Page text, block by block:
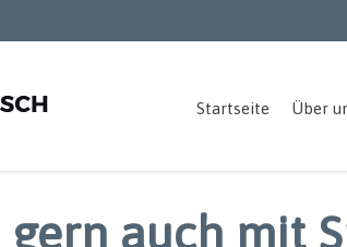
Startseite Über
auch mit